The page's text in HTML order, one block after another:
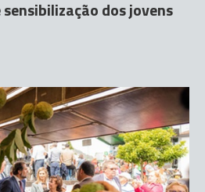
dos jovens